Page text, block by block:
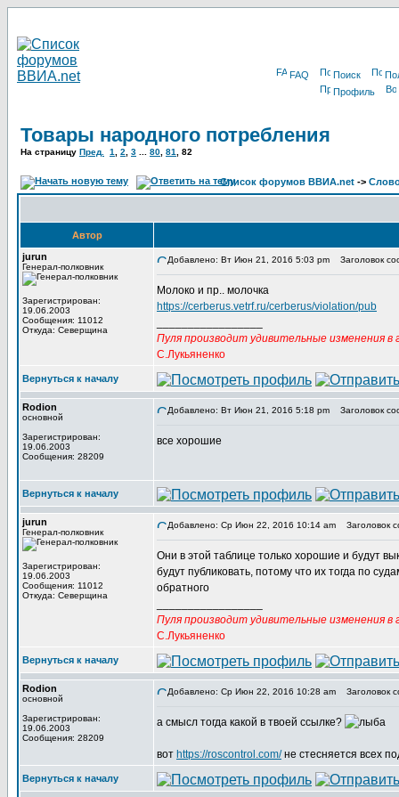
FAQ Поиск
Профиль
Товары народного потребления
На страницу Пред. 1 2 3 80 81 82
Список форумов ВВИА.net ->
Автор
jurun
Генерал-полковник
Зарегистрирован:
19.06.2003
Сообщения: 11012
Откуда: Северщина
Добавлено: Вт Июн 21, 2016 5:03 pm Заголовок
Молоко и пр.. молочка
https://cerberus.vetrf.ru/cerberus/violation/pub
Пуля производит удивительные изменения в
С.Лукьяненко
Вернуться к началу
Rodion
основной
Зарегистрирован:
19.06.2003
Сообщения: 28209
Добавлено: Вт Июн 21, 2016 5:18 pm Заголовок
все хорошие
Вернуться к началу
jurun
Генерал-полковник
Зарегистрирован:
19.06.2003
Сообщения: 11012
Откуда: Северщина
Добавлено: Ср Июн 22, 2016 10:14 am Заголовок
Они в этой таблице только хорошие и будут
будут публиковать, потому что их тогда по
обратного
Пуля производит удивительные изменения в
С.Лукьяненко
Вернуться к началу
Rodion
основной
Зарегистрирован:
19.06.2003
Сообщения: 28209
Добавлено: Ср Июн 22, 2016 10:28 am Заголовок
а смысл тогда какой в твоей ссылке?
вот https://roscontrol.com/не стесняется всех
Вернуться к началу